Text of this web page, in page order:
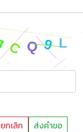
ยกเลิก ส่งคำขอ